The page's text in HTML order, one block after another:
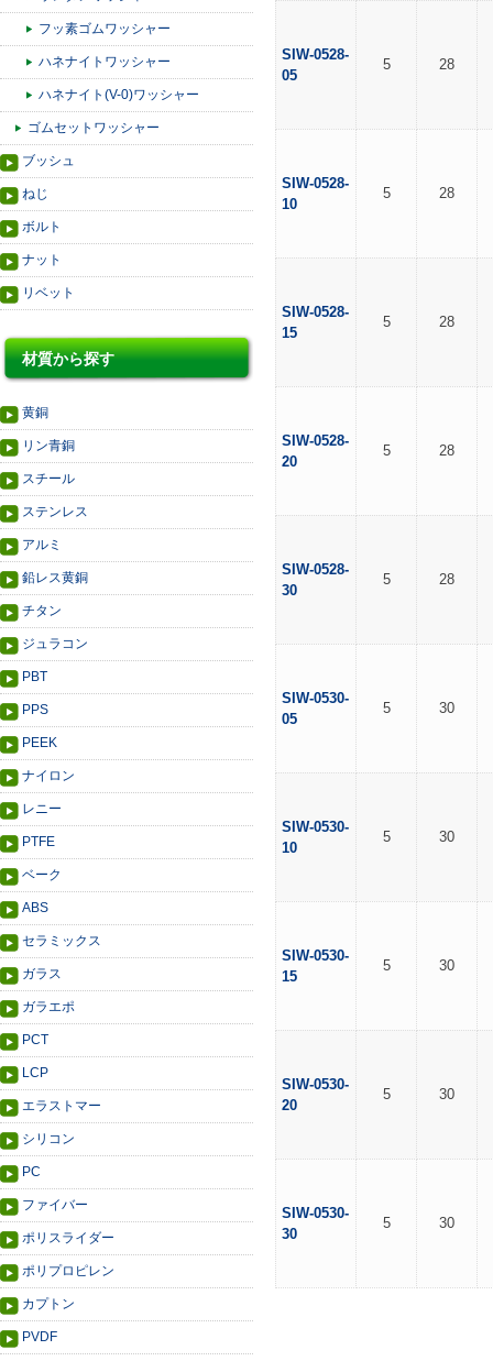
フッ素ゴムワッシャー
ハネナイトワッシャー
ハネナイト(V-0)ワッシャー
ゴムセットワッシャー
ブッシュ
ねじ
ボルト
ナット
リベット
材質から探す
黄銅
リン青銅
スチール
ステンレス
アルミ
鉛レス黄銅
チタン
ジュラコン
PBT
PPS
PEEK
ナイロン
レニー
PTFE
ベーク
ABS
セラミックス
ガラス
ガラエポ
PCT
LCP
エラストマー
シリコン
PC
ファイバー
ポリスライダー
ポリプロピレン
カプトン
PVDF
SIW-0528-
05
5 28
SIW-0528-
10
5 28
SIW-0528-
15
5 28
SIW-0528-
20
5 28
SIW-0528-
30
5 28
SIW-0530-
05
5 30
SIW-0530-
10
5 30
SIW-0530-
15
5 30
SIW-0530-
20
5 30
SIW-0530-
30
5 30